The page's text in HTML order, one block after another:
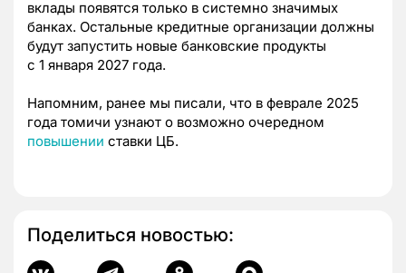
вклады появятся только в системно значимых
банках. Остальные кредитные организации должны
будут запустить новые банковские продукты
с 1 января 2027 года.
Напомним, ранее мы писали, что в феврале 2025
года томичи узнают о возможно очередном
повышении ставки ЦБ.
Поделиться новостью: